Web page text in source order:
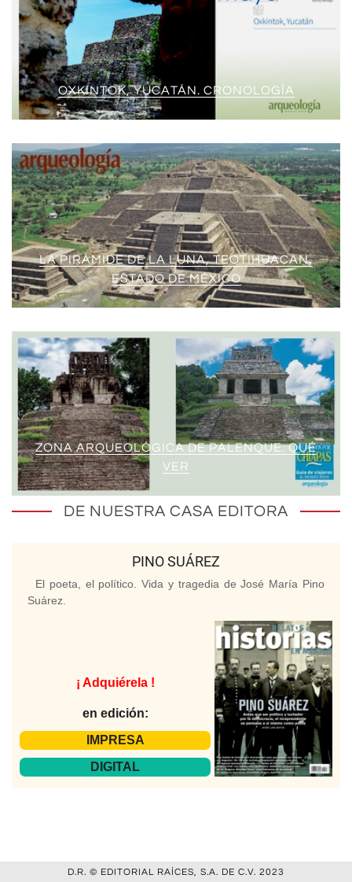
OXKINTOK, YUCATÁN. CRONOLOGÍA
LA PIRÁMIDE DE LA LUNA, TEOTIHUACAN,
ESTADO DE MÉXICO
ZONA ARQUEOLÓGICA DE PALENQUE. QUÉ
VER
DE NUESTRA CASA EDITORA
PINO SUÁREZ
El poeta, el político. Vida y tragedia de José María Pino
Suárez.
¡ Adquiérela !
en edición:
IMPRESA
DIGITAL
D.R. © EDITORIAL RAÍCES, S.A. DE C.V. 2023